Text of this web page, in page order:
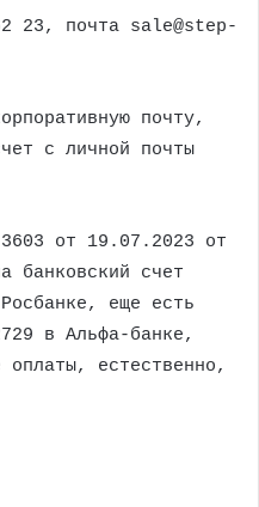
23, почта sale@step-
почту,
с личной почты
от 19.07.2023 от
банковский счет
еще есть
в Альфа-банке,
оплаты, естественно,